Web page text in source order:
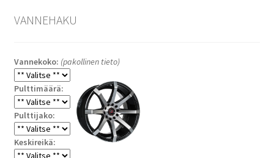
VANNEHAKU
Vannekoko: (pakollinen tieto)
Pulttimäärä:
Pulttijako:
Keskireikä: